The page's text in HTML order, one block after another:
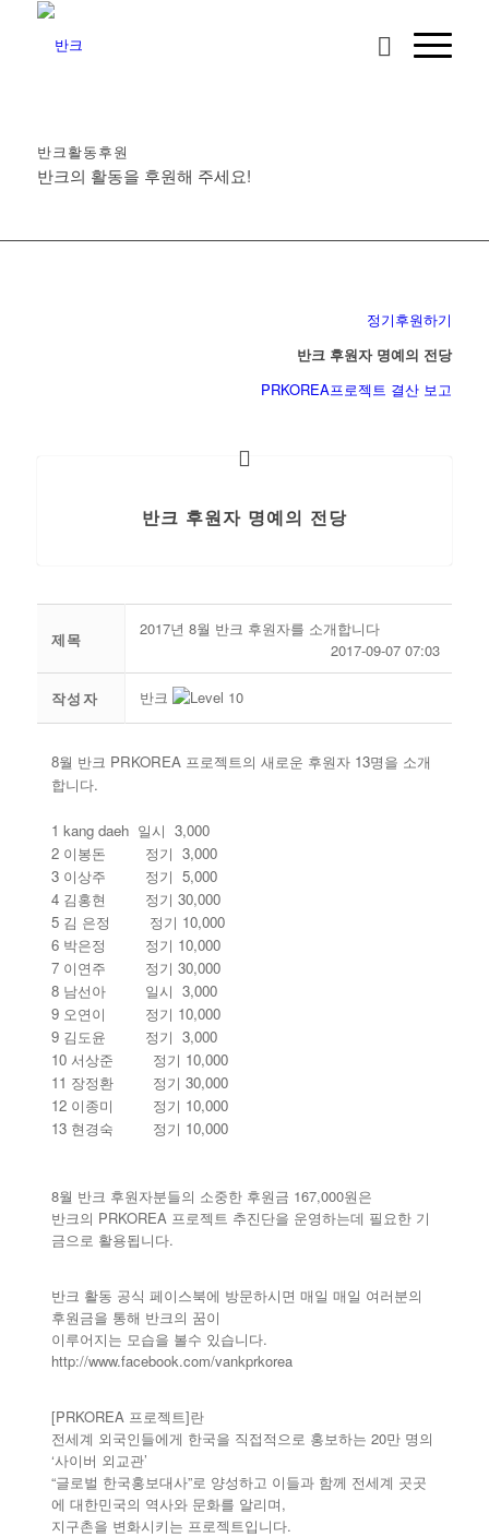
반크활동후원
반크의 활동을 후원해 주세요!
정기후원하기
반크 후원자 명예의 전당
PRKOREA프로젝트 결산 보고
반크 후원자 명예의 전당
제목
2017년 8월 반크 후원자를 소개합니다
2017-09-07 07:03
작성자 반크
8월 반크 PRKOREA 프로젝트의 새로운 후원자 13명을 소개
합니다.
1 kang daeh 일시 3,000
2 이봉돈 정기 3,000
3 이상주 정기 5,000
4 김홍현 정기 30,000
5 김 은정 정기 10,000
6 박은정 정기 10,000
7 이연주 정기 30,000
8 남선아 일시 3,000
9 오연이 정기 10,000
9 김도윤 정기 3,000
10 서상준 정기 10,000
11 장정환 정기 30,000
12 이종미 정기 10,000
13 현경숙 정기 10,000
8월 반크 후원자분들의 소중한 후원금 167,000원은
반크의 PRKOREA 프로젝트 추진단을 운영하는데 필요한 기
금으로 활용됩니다.
반크 활동 공식 페이스북에 방문하시면 매일 매일 여러분의
후원금을 통해 반크의 꿈이
이루어지는 모습을 볼수 있습니다.
http://www.facebook.com/vankprkorea
[PRKOREA 프로젝트]란
전세계 외국인들에게 한국을 직접적으로 홍보하는 20만 명의
‘사이버 외교관’
“글로벌 한국홍보대사”로 양성하고 이들과 함께 전세계 곳곳
에 대한민국의 역사와 문화를 알리며,
지구촌을 변화시키는 프로젝트입니다.